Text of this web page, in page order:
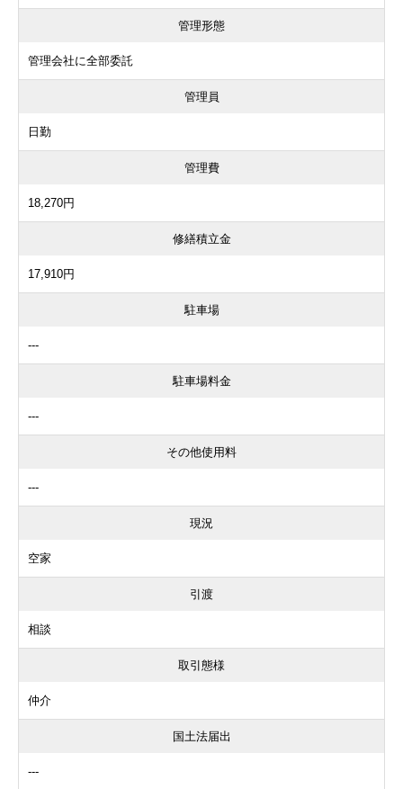
管理形態
管理会社に全部委託
管理員
日勤
管理費
18,270円
修繕積立金
17,910円
駐車場
---
駐車場料金
---
その他使用料
---
現況
空家
引渡
相談
取引態様
仲介
国土法届出
---